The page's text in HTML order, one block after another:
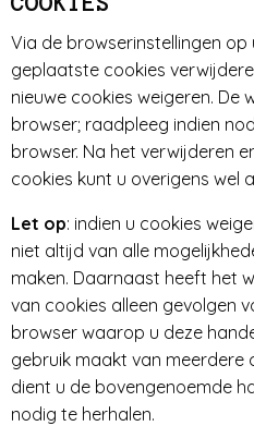
Via de browserinstellingen
geplaatste cookies
nieuwe cookies weigeren. De
browser; raadpleeg indien
browser. Na het verwijderen
cookies kunt u overigens wel
Let op: indien u cookies
niet altijd van alle
maken. Daarnaast heeft het
van cookies alleen gevolgen
browser waarop u deze
gebruik maakt van
dient u de bovengenoemde
nodig te herhalen.